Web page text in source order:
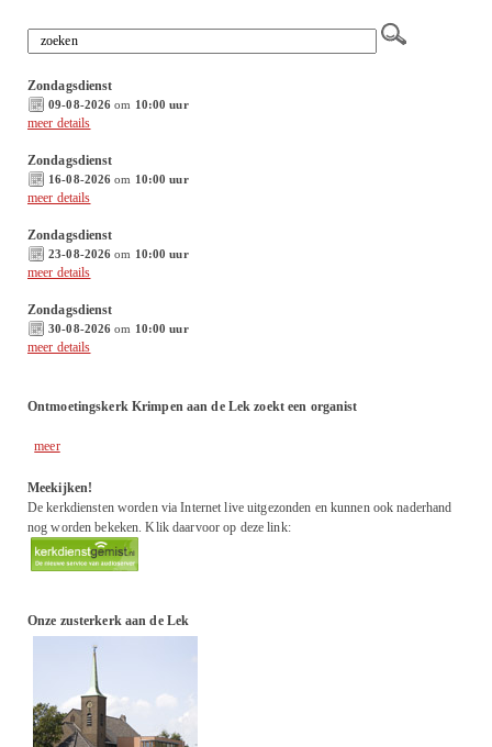
Zondagsdienst
09-08-2026 om 10:00 uur
meer details
Zondagsdienst
16-08-2026 om 10:00 uur
meer details
Zondagsdienst
23-08-2026 om 10:00 uur
meer details
Zondagsdienst
30-08-2026 om 10:00 uur
meer details
Ontmoetingskerk Krimpen aan de Lek zoekt een organist
meer
Meekijken!
De kerkdiensten worden via Internet live uitgezonden en kunnen ook naderhand
nog worden bekeken. Klik daarvoor op deze link:
Onze zusterkerk aan de Lek